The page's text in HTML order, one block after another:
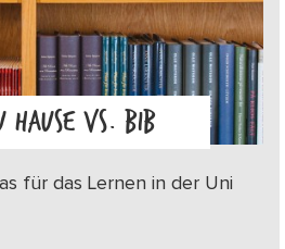
HAUSE VS. BIB
für das Lernen in der Uni